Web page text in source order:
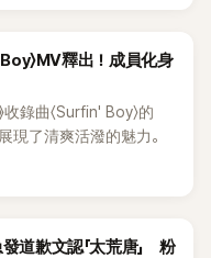
〉MV釋出！成員化身
錄曲〈Surfin' Boy〉的
現了清爽活潑的魅力。
道歉文認「太荒唐」 粉